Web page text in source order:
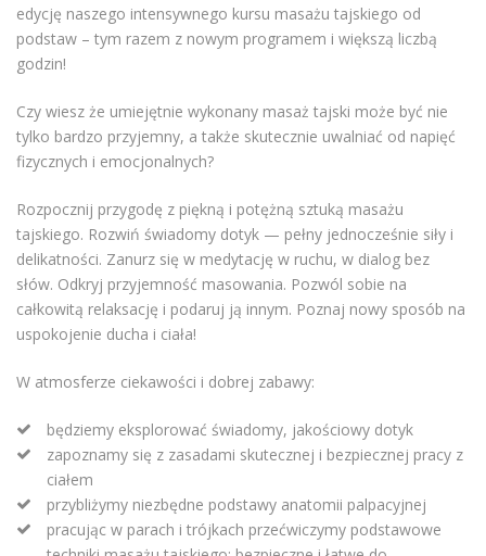
edycję naszego intensywnego kursu masażu tajskiego od
podstaw – tym razem z nowym programem i większą liczbą
godzin!
Czy wiesz że umiejętnie wykonany masaż tajski może być nie
tylko bardzo przyjemny, a także skutecznie uwalniać od napięć
fizycznych i emocjonalnych?
Rozpocznij przygodę z piękną i potężną sztuką masażu
tajskiego. Rozwiń świadomy dotyk — pełny jednocześnie siły i
delikatności. Zanurz się w medytację w ruchu, w dialog bez
słów. Odkryj przyjemność masowania. Pozwól sobie na
całkowitą relaksację i podaruj ją innym. Poznaj nowy sposób na
uspokojenie ducha i ciała!
W atmosferze ciekawości i dobrej zabawy:
będziemy eksplorować świadomy, jakościowy dotyk
zapoznamy się z zasadami skutecznej i bezpiecznej pracy z
ciałem
przybliżymy niezbędne podstawy anatomii palpacyjnej
pracując w parach i trójkach przećwiczymy podstawowe